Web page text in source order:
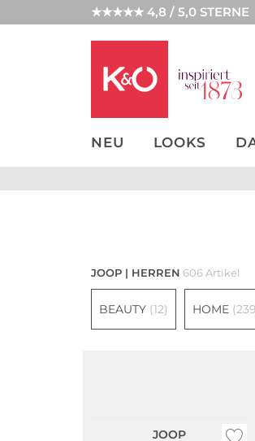
★★★★★ 4,8 / 5,0 STERNE
NEU LOOKS
NEW IN
WEDDING
JOOP | HERREN 606 Artikel
BEAUTY (12) HOME
JOOP